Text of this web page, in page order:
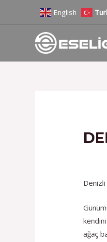
English
ağaç
gezinmesi